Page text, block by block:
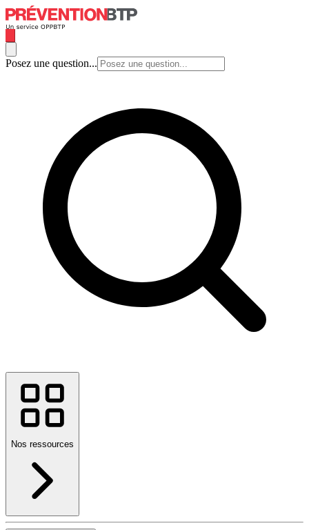
Posez une question...
Nos ressources